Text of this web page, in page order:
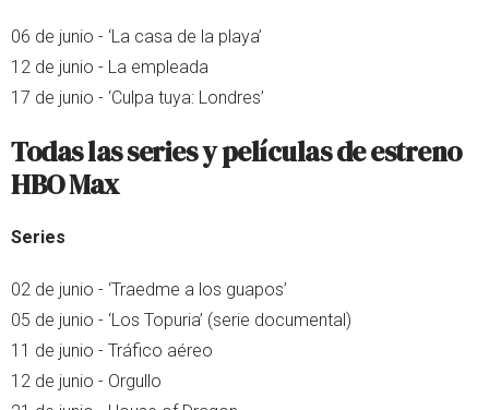
06 de junio - ‘La casa de la playa’
12 de junio - La empleada
17 de junio - ‘Culpa tuya: Londres’
Todas las series y películas de estreno
HBO Max
Series
02 de junio - ‘Traedme a los guapos’
05 de junio - ‘Los Topuria’ (serie documental)
11 de junio - Tráfico aéreo
12 de junio - Orgullo